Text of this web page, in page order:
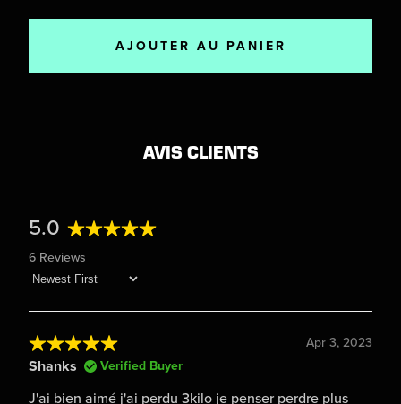
AVIS CLIENTS